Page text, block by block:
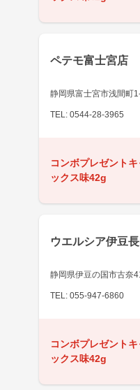
ペテモ富士宮店
静岡県富士宮市浅間町
TEL: 0544-28-3965
コンボプレゼント
ックス味42g
ウエルシア伊豆
静岡県伊豆の国市古奈
TEL: 055-947-6860
コンボプレゼント
ックス味42g